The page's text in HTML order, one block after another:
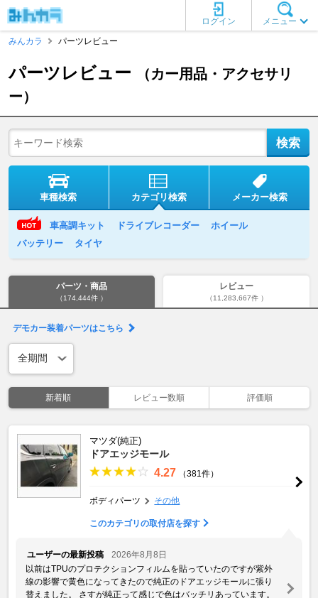
メニュー
ログイン
みんカラ
パーツレビュー
パーツレビュー
（カー用品・アクセサリ
ー）
車種検索 カテゴリ検索 メーカー検索
車高調キット ドライブレコーダー
ホイール
バッテリー
タイヤ
パーツ・商品
（174,444件 ）
レビュー
（11,283,667件 ）
デモカー装着パーツはこちら
新着順 レビュー数順 評価順
マツダ(純正)
ドアエッジモール
4.27 （381件）
ボディパーツ その他
このカテゴリの取付店を探す
ユーザーの最新投稿
2026年8月8日
以前はTPUのプロテクションフィルムを貼っていたのですが紫外
線の影響で黄色になってきたので純正のドアエッジモールに張り
替えました。 さすが純正って感じで色はバッチリあっています。